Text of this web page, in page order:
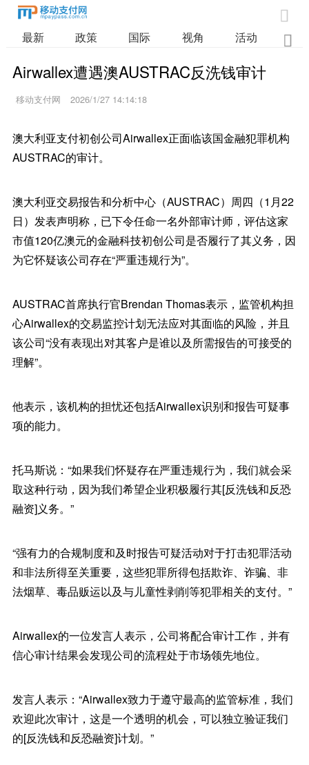

最新 政策 国际 视角 活动 业

Airwallex遭遇澳AUSTRAC反洗钱审计
移动支付网 2026/1/27 14:14:18
澳大利亚支付初创公司Airwallex正面临该国金融犯罪机构
AUSTRAC的审计。
澳大利亚交易报告和分析中心（AUSTRAC）周四（1月22
日）发表声明称，已下令任命一名外部审计师，评估这家
市值120亿澳元的金融科技初创公司是否履行了其义务，因
为它怀疑该公司存在“严重违规行为”。
AUSTRAC首席执行官Brendan Thomas表示，监管机构担
心Airwallex的交易监控计划无法应对其面临的风险，并且
该公司“没有表现出对其客户是谁以及所需报告的可接受的
理解”。
他表示，该机构的担忧还包括Airwallex识别和报告可疑事
项的能力。
托马斯说：“如果我们怀疑存在严重违规行为，我们就会采
取这种行动，因为我们希望企业积极履行其[反洗钱和反恐
融资]义务。”
“强有力的合规制度和及时报告可疑活动对于打击犯罪活动
和非法所得至关重要，这些犯罪所得包括欺诈、诈骗、非
法烟草、毒品贩运以及与儿童性剥削等犯罪相关的支付。”
Airwallex的一位发言人表示，公司将配合审计工作，并有
信心审计结果会发现公司的流程处于市场领先地位。
发言人表示：“Airwallex致力于遵守最高的监管标准，我们
欢迎此次审计，这是一个透明的机会，可以独立验证我们
的[反洗钱和反恐融资]计划。”